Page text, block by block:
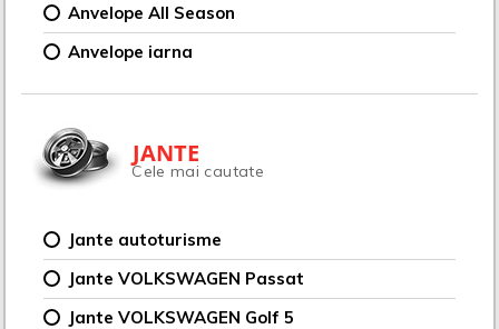
Anvelope All Season
Anvelope iarna
JANTE
Cele mai cautate
Jante autoturisme
Jante VOLKSWAGEN Passat
Jante VOLKSWAGEN Golf 5